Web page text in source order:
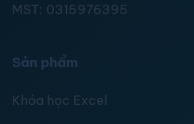
MST: 0315976395
Sản phẩm
Khóa học Excel